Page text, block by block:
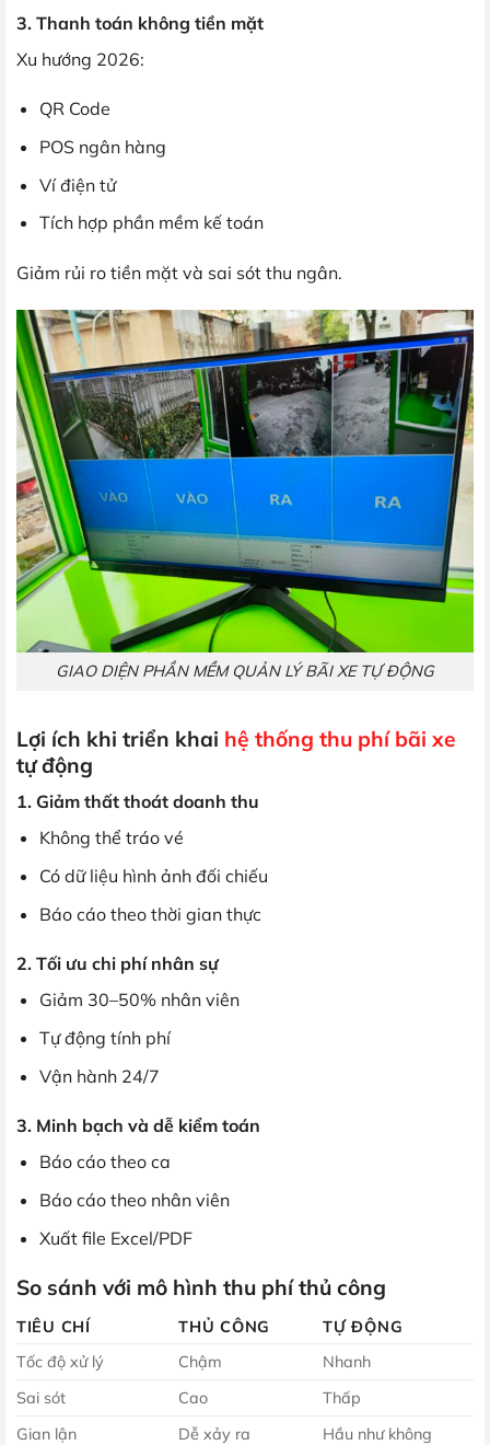
3. Thanh toán không tiền mặt
Xu hướng 2026:
QR Code
POS ngân hàng
Ví điện tử
Tích hợp phần mềm kế toán
Giảm rủi ro tiền mặt và sai sót thu ngân.
GIAO DIỆN PHẦN MỀM QUẢN LÝ BÃI XE TỰ ĐỘNG
Lợi ích khi triển khai hệ thống thu phí bãi xe
tự động
1. Giảm thất thoát doanh thu
Không thể tráo vé
Có dữ liệu hình ảnh đối chiếu
Báo cáo theo thời gian thực
2. Tối ưu chi phí nhân sự
Giảm 30–50% nhân viên
Tự động tính phí
Vận hành 24/7
3. Minh bạch và dễ kiểm toán
Báo cáo theo ca
Báo cáo theo nhân viên
Xuất file Excel/PDF
So sánh với mô hình thu phí thủ công
TIÊU CHÍ THỦ CÔNG
TỰ ĐỘNG
Tốc độ xử lý
Chậm
Nhanh
Sai sót
Cao
Thấp
Gian lận
Dễ xảy ra
Hầu như không